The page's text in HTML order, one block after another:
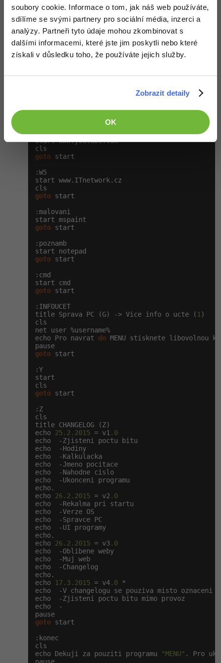
soubory cookie. Informace o tom, jak náš web používáte,
sdílíme se svými partnery pro sociální média, inzerci a
analýzy. Partneři tyto údaje mohou zkombinovat s
dalšími informacemi, které jste jim poskytli nebo které
získali v důsledku toho, že používáte jejich služby.
Zobrazit detaily
OK
start www.seznam.cz
:W2
goto start
:W4
start www.youtube.com
goto start
:W5
start www.ITnetwork.cz
goto start
:malovani
goto start
:poznamb
goto start
:cmd
goto start
:INFOUCET
title Sprava PC (G) -> Vice info o ucte ( 1 )
cls
net user %username%
echo Pro navrat do MENU stisknete libovolnou
goto start
:Y
start
goto start
:Z
cls
title CHANGELOG (Z)
echo 25.2.2015 = v1 .0
echo  -Zjisteni poctu bitu
echo  -Hodiny
echo  -Kalkulacka
echo  -Jmeno pocitace
echo  -Nahodne cislo
echo  -Ukonceni programu
echo.
echo 26.2.2015 = v2 .0
echo  -Rekalma pri startu
echo  -Verze OS
echo  -Spravce PC
echo  -UI programy
echo.
echo 26.2.2015 = v3.0
echo  -Oblibene weby
echo  -Muj web
echo  -Changelog
echo.
echo
17.3.2015 = v4.0 *
echo  -V changelogu se pouziva misto
echo  -Zjisteni poctu bitu mimo provoz
echo  -
goto start
:konec
cls
echo Dekuji za pouziti programu
"MENU" . Pro
pause